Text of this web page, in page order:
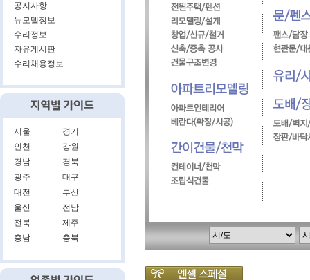
공지사항
뉴모델정보
수리정보
자유게시판
수리채용정보
서울
경기
인천
강원
경남
경북
광주
대구
대전
부산
울산
전남
전북
제주
충남
충북